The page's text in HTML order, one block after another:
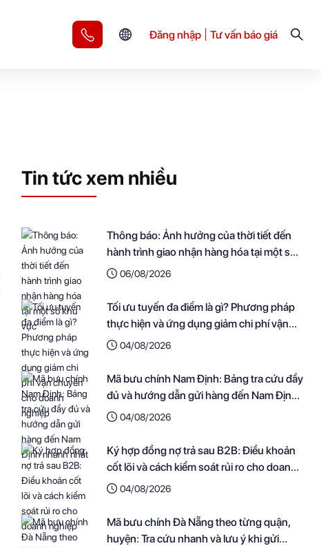
Đăng nhập Tư vấn báo giá
Tin tức xem nhiều
Thông báo: Ảnh hưởng của thời tiết đến
hành trình giao nhận hàng hóa tại một số
khu vực
06/08/2026
Tối ưu tuyến đa điểm là gì? Phương pháp
thực hiện và ứng dụng giảm chi phí vận
chuyển cho doanh nghiệp
04/08/2026
Mã bưu chính Nam Định: Bảng tra cứu đầy
đủ và hướng dẫn gửi hàng đến Nam Định
nhanh nhất
04/08/2026
Ký hợp đồng nợ trả sau B2B: Điều khoản
cốt lõi và cách kiểm soát rủi ro cho doanh
nghiệp
04/08/2026
Mã bưu chính Đà Nẵng theo từng quận,
huyện: Tra cứu nhanh và lưu ý khi gửi